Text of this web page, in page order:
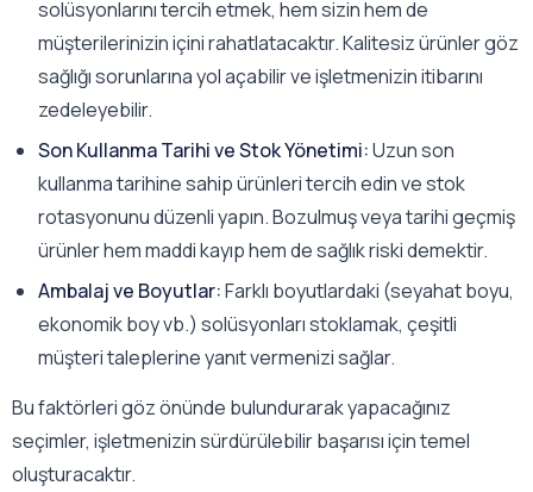
solüsyonlarını tercih etmek, hem sizin hem de
müşterilerinizin içini rahatlatacaktır. Kalitesiz ürünler göz
sağlığı sorunlarına yol açabilir ve işletmenizin itibarını
zedeleyebilir.
Son Kullanma Tarihi ve Stok Yönetimi:Uzun son
kullanma tarihine sahip ürünleri tercih edin ve stok
rotasyonunu düzenli yapın. Bozulmuş veya tarihi geçmiş
ürünler hem maddi kayıp hem de sağlık riski demektir.
Ambalaj ve Boyutlar:Farklı boyutlardaki (seyahat boyu,
ekonomik boy vb.) solüsyonları stoklamak, çeşitli
müşteri taleplerine yanıt vermenizi sağlar.
Bu faktörleri göz önünde bulundurarak yapacağınız
seçimler, işletmenizin sürdürülebilir başarısı için temel
oluşturacaktır.